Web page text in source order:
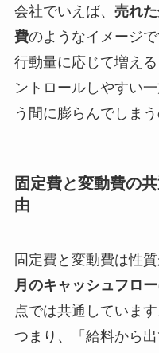
会社でいえば、 売れ
費のようなイメージで
行動量に応じて増え
ントロールしやすい
う間に膨らんでしま
固定費と変動費の
由
固定費と変動費は性
月のキャッシュフロ
点では共通しています
つまり、「給料から